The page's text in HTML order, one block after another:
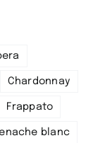
Chardonnay
Frappato
blanc